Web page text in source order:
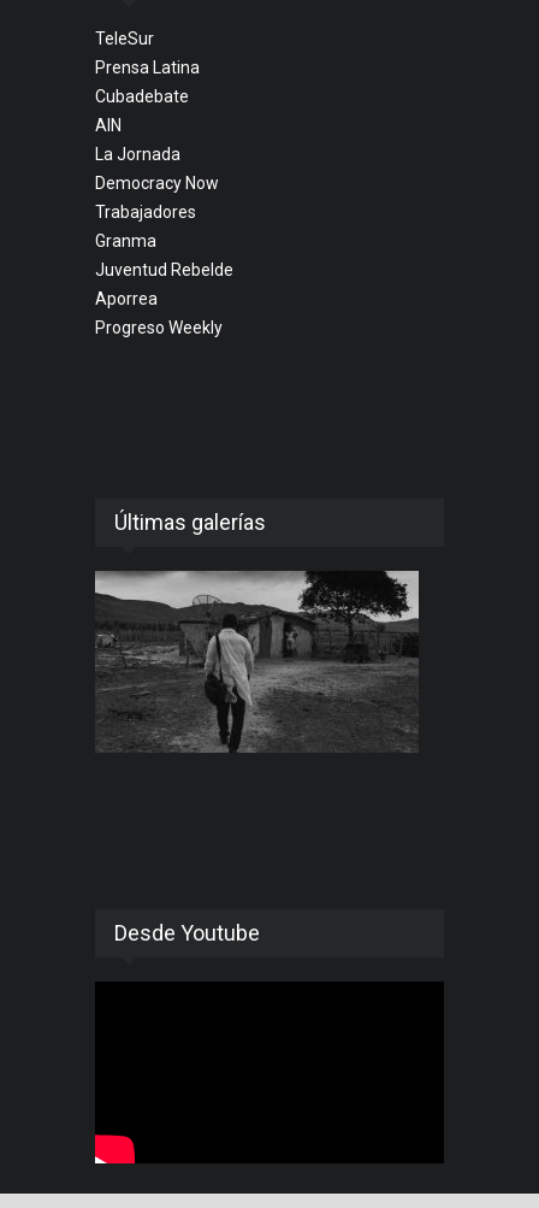
TeleSur
Prensa Latina
Cubadebate
AIN
La Jornada
Democracy Now
Trabajadores
Granma
Juventud Rebelde
Aporrea
Progreso Weekly
Últimas galerías
Desde Youtube